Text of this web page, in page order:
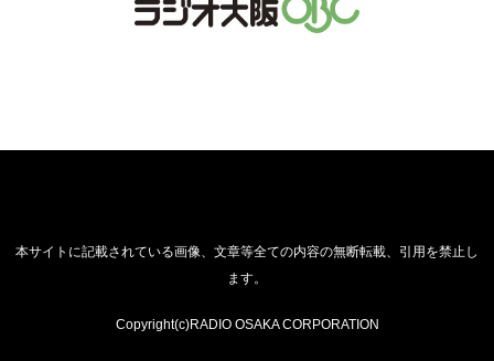
本サイトに記載されている画像、文章等全ての内容の無断転載、引用を禁止し
ます。
Copyright(c)RADIO OSAKA CORPORATION